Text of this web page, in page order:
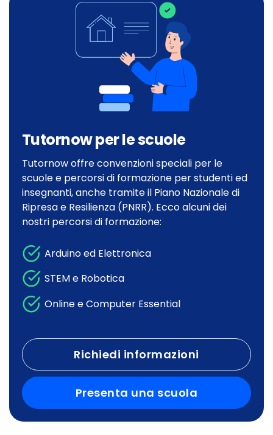
Tutornow per le scuole
Tutornow offre convenzioni speciali per le
scuole e percorsi di formazione per studenti ed
insegnanti, anche tramite il Piano Nazionale di
Ripresa e Resilienza (PNRR). Ecco alcuni dei
nostri percorsi di formazione:
Arduino ed Elettronica
STEM e Robotica
Online e Computer Essential
Richiedi informazioni
Presenta una scuola